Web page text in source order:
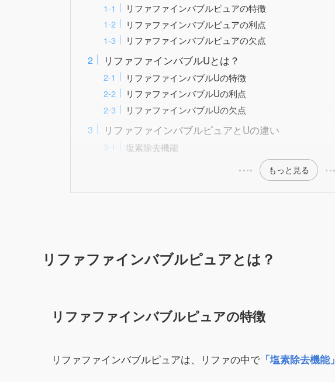
リファファインバブルピュアの特徴
リファファインバブルピュアの利点
リファファインバブルピュアの欠点
リファファインバブルUとは？
リファファインバブルUの特徴
リファファインバブルUの利点
リファファインバブルUの欠点
リファファインバブルピュアとUの違い
塩素除去機能
もっと見る
リファファインバブルピュアとは？
リファファインバブルピュアの特徴
リファファインバブルピュアは、リファの中で 「塩素除去機能」